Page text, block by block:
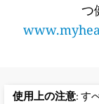
つ
使用上の注意: す